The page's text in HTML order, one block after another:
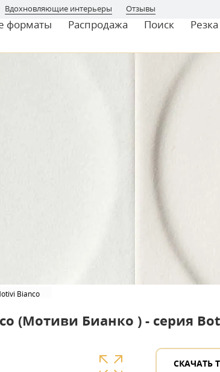
Вдохновляющие интерьеры Отзывы
форматы Распродажа Поиск Резка
Bianco
(Мотиви Бианко ) - серия
СКАЧАТЬ